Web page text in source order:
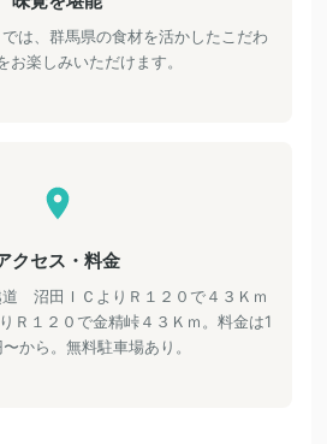
は、群馬県の食材を活かしたこだわ
お楽しみいただけます。
クセス・料金
沼田ＩＣよりＲ１２０で４３Ｋｍ
Ｒ１２０で金精峠４３Ｋｍ。料金は1
から。無料駐車場あり。